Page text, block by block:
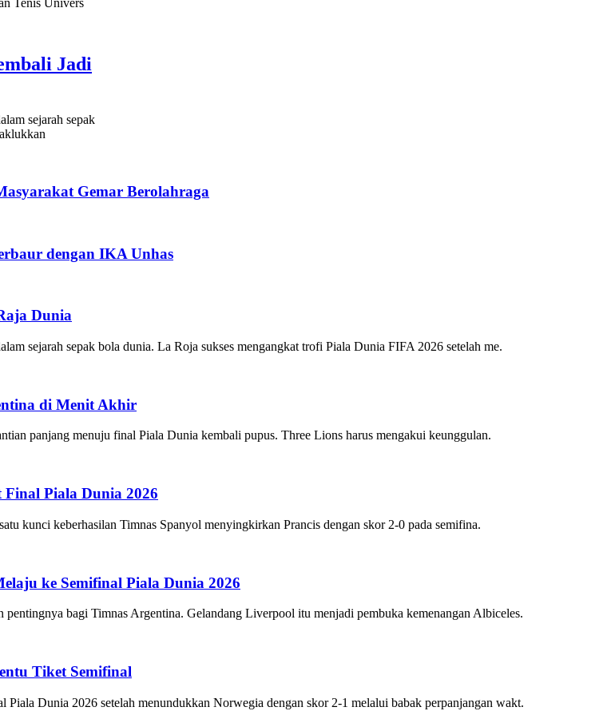
Jadi
sejarah sepak
Gemar Berolahraga
dengan IKA Unhas
Dunia
sejarah sepak bola dunia. La Roja sukses mengangkat trofi Piala Dunia FIFA 2026 setelah me.
di Menit Akhir
panjang menuju final Piala Dunia kembali pupus. Three Lions harus mengakui keunggulan.
Piala Dunia 2026
kunci keberhasilan Timnas Spanyol menyingkirkan Prancis dengan skor 2-0 pada semifina.
ke Semifinal Piala Dunia 2026
bagi Timnas Argentina. Gelandang Liverpool itu menjadi pembuka kemenangan Albiceles.
Tiket Semifinal
Dunia 2026 setelah menundukkan Norwegia dengan skor 2-1 melalui babak perpanjangan wakt.